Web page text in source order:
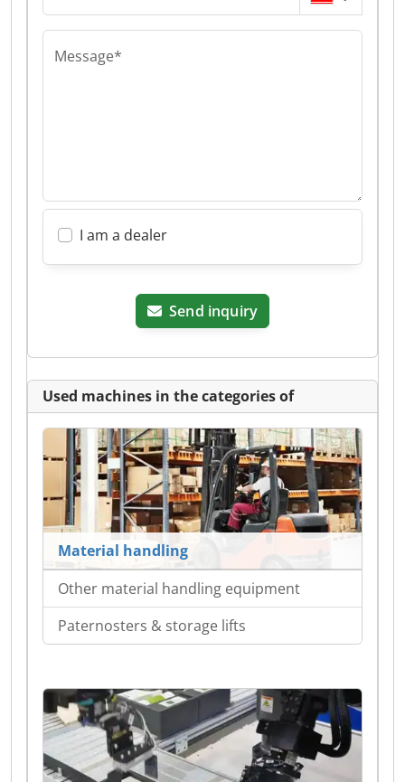
Message*
I am a dealer
Send inquiry
Used machines in the categories of
Material handling
Other material handling equipment
Paternosters & storage lifts